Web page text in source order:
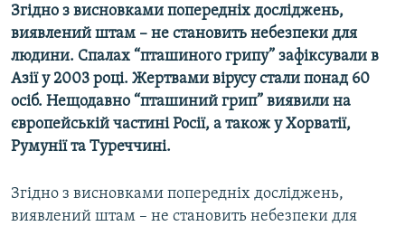
СПОРТ
СВІТ
ТИ ЯК?
КИТАЙ.ВИКЛИКИ
МУЛЬТИМЕДІА
ФОТО
ПОДКАСТИ
Згідно з висновками попередніх досліджень,
виявлений штам – не становить небезпеки для
людини. Спалах “пташиного грипу” зафіксували в
Азії у 2003 році. Жертвами вірусу стали понад 60
осіб. Нещодавно “пташиний грип” виявили на
європейській частині Росії, а також у Хорватії,
Румунії та Туреччині.
Згідно з висновками попередніх досліджень,
виявлений штам – не становить небезпеки для